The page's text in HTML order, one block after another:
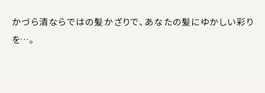
かづら清ならではの髪かざりで、あなたの髪にゆかしい彩り
を…。